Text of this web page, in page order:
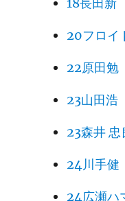
20フロイ
22原田勉
23山田浩
23森井 忠
24川手健
24広瀬ハ